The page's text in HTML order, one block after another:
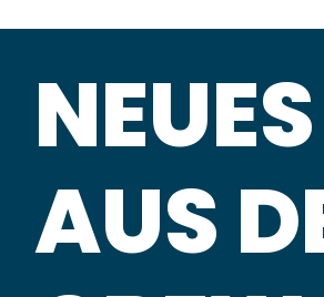
NEUES
AUS